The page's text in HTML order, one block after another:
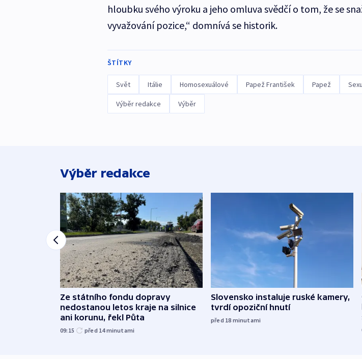
hloubku svého výroku a jeho omluva svědčí o tom, že se
vyvažování pozice,“ domnívá se historik.
ŠTÍTKY
Svět Itálie Homosexuálové Papež František Papež
Výběr redakce Výběr
Výběr redakce
Ze státního fondu dopravy
nedostanou letos kraje na silnice
ani korunu, řekl Půta
09:15 před 14minutami
Slovensko instaluje ruské kamery,
tvrdí opoziční hnutí
před 18 minutami